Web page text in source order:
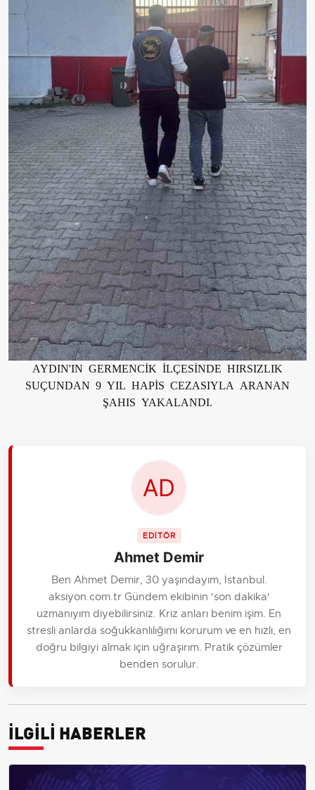
AYDIN'IN GERMENCİK İLÇESİNDE HIRSIZLIK
SUÇUNDAN 9 YIL HAPİS CEZASIYLA ARANAN
ŞAHIS YAKALANDI.
EDİTÖR
Ahmet Demir
Ben Ahmet Demir, 30 yaşındayım, İstanbul.
aksiyon.com.tr Gündem ekibinin 'son dakika'
uzmanıyım diyebilirsiniz. Kriz anları benim işim. En
stresli anlarda soğukkanlılığımı korurum ve en hızlı, en
doğru bilgiyi almak için uğraşırım. Pratik çözümler
benden sorulur.
İLGİLİ HABERLER